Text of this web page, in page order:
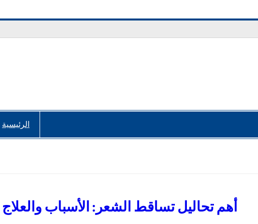
الرئيسية
أهم تحاليل تساقط الشعر: الأسباب والعلاج